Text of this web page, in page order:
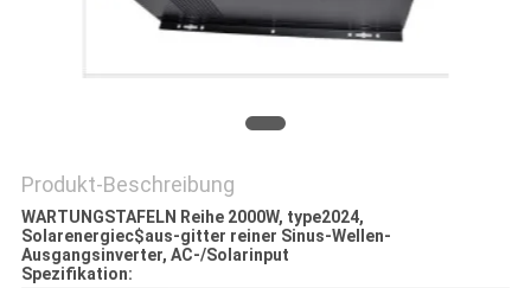
Produkt-Beschreibung
WARTUNGSTAFELN Reihe 2000W, type2024,
Solarenergiec$aus-gitter reiner Sinus-Wellen-
Ausgangsinverter, AC-/Solarinput
Spezifikation: